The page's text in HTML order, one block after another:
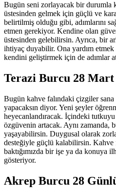
Bugün seni zorlayacak bir durumla
üstesinden gelmek için güçlü ve
belirtilmiş olduğu gibi, adımlarını
etmen gerekiyor. Kendine olan
üstesinden gelebilirsin. Ayrıca, bir
ihtiyaç duyabilir. Ona yardım
kendini geliştirmek için de adımlar
Terazi Burcu 28
Bugün kahve falındaki çizgiler sana
yapacaksın diyor. Yeni şeyler
heyecanlandıracak. İçindeki
özgüvenin artacak. Aynı zamanda,
yaşayabilirsin. Duygusal olarak
desteğiyle güçlü kalabilirsin.
baktığımızda bir işe ya da konuya
gösteriyor.
Akrep Burcu 28